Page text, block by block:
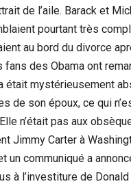
de l’aile. Barack et
pourtant très
au bord du divorce
fans des Obama ont
était mystérieusement
de son époux, ce qui
n’était pas aux
Jimmy Carter à
un communiqué a
à l’investiture de Donald